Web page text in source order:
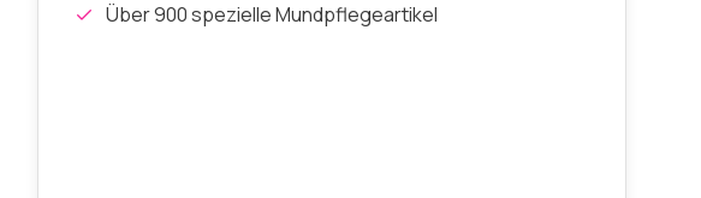
Über 900 spezielle Mundpflegeartikel